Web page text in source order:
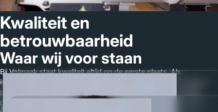
Kwaliteit en
betrouwbaarheid
Waar wij voor staan
Bij Volmaak staat kwaliteit altijd op de eerste plaats. Als
interieurbouwer in Overloon geloven wij dat maatwerk interieur
pas echt goed is wanneer het jarenlang meegaat en dagelijks
prettig in gebruik is. Wij werken uitsluitend met hoogwaardige